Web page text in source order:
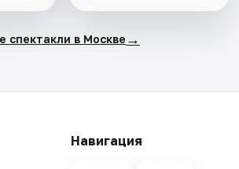
спектакли в Москве →
Навигация